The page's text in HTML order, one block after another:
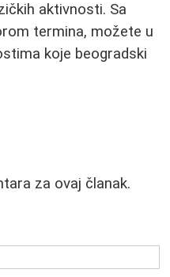
aktivnosti. Sa
termina, možete u
koje beogradski
za ovaj članak.